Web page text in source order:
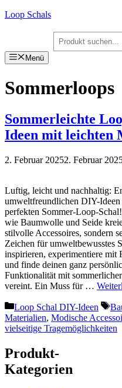
Zum
Loop Schals
Suchen
Menü
Sommerloops
Sommerleichte
Ideen mit leichten
2. Februar 20252. Februar
Luftig, leicht und nachhaltig:
umweltfreundlichen DIY-Ideen
perfekten Sommer-Loop-
wie Baumwolle und Seide
stilvolle Accessoires, sondern
Zeichen für umweltbewusstes
inspirieren, experimentiere mit
und finde deinen ganz
Funktionalität mit
vereint. Ein Muss für …
Kategorien
Loop Schal DIY-Ideen
Materialien, Modische
vielseitige Tragemöglichkeiten
Produkt-
Kategorien